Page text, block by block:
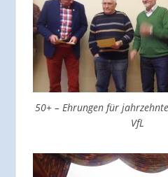
50+ – Ehrungen für
VfL